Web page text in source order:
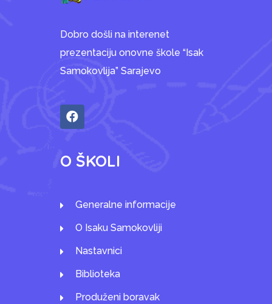
Dobro došli na interenet
prezentaciju onovne škole “Isak
Samokovlija” Sarajevo
O ŠKOLI
Generalne informacije
O Isaku Samokovliji
Nastavnici
Biblioteka
Produženi boravak